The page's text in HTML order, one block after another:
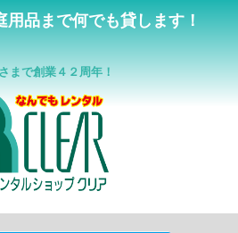
品まで何でも貸します！
まで創業４２周年！